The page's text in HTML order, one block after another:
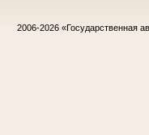
2006-2026 «Государственная